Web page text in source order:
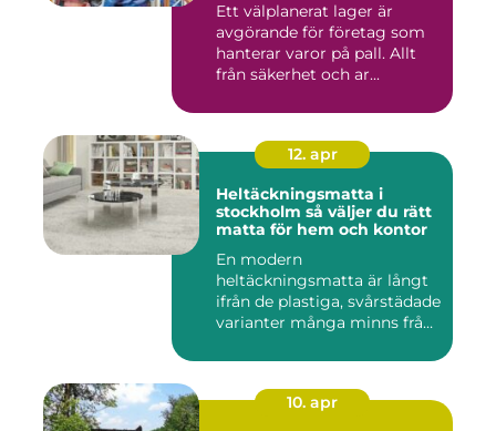
Ett välplanerat lager är
avgörande för företag som
hanterar varor på pall. Allt
från säkerhet och ar...
12. apr
Heltäckningsmatta i
stockholm så väljer du rätt
matta för hem och kontor
En modern
heltäckningsmatta är långt
ifrån de plastiga, svårstädade
varianter många minns från
10. apr